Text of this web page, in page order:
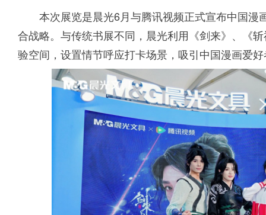
本次展览是晨光6月与腾讯视频正式宣布中国
合战略。与传统书展不同，晨光利用《剑来》、《
验空间，设置情节呼应打卡场景，吸引中国漫画爱